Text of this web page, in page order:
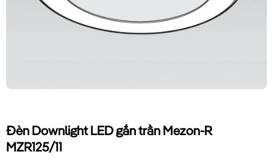
Đèn Downlight LED gắn trần Mezon-R
MZR125/11